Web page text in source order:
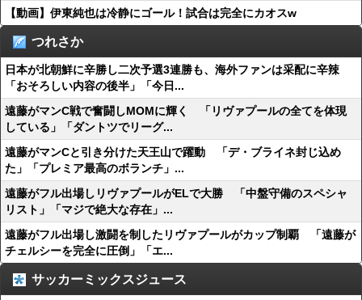
【動画】伊東純也は冷静にゴール！試合は完全にカオスw
つれさか
日本が北朝鮮に辛勝し二次予選3連勝も、海外ファンは采配に辛辣
「おそろしい内容の後半」「今日...
遠藤がマンC戦で奮闘しMOMに輝く 「リヴァプールの全てを体現
している」「ダントツでリーグ...
遠藤がマンCと引き分けた天王山で躍動 「デ・ブライネ封じ込め
た」「プレミア最高のボランチ」...
遠藤がフル出場しリヴァプールがELで大勝 「中盤守備のスペシャ
リスト」「マジで絶大な存在」...
遠藤がフル出場し激闘を制したリヴァプールがカップ制覇 「遠藤が
チェルシーを完全に圧倒」「エ...
サッカーミックスジュース